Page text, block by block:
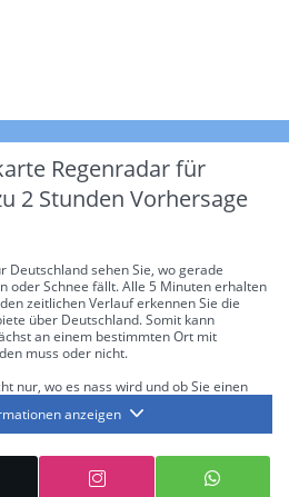
Regenradar für
2 Stunden Vorhersage
sehen Sie, wo gerade
oder Schnee fällt. Alle 5 Minuten erhalten
zeitlichen Verlauf erkennen Sie die
über Deutschland. Somit kann
an einem bestimmten Ort mit
muss oder nicht.
nur, wo es nass wird und ob Sie einen
bezieht sich laut offiziellen Richtlinien
in l/m² pro Stunde Regen- bzw.
folgt gegliedert: Die hellen Blautöne
Regen- bzw. Schneefälle mit einer
Dunkelblau repräsentiert mäßige bis
anzeigen